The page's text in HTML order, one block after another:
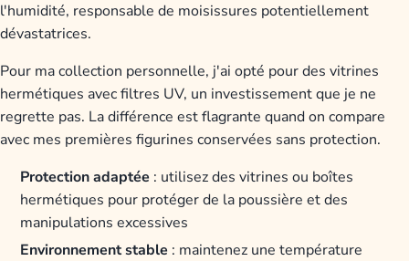
l'humidité, responsable de moisissures potentiellement
dévastatrices.
Pour ma collection personnelle, j'ai opté pour des vitrines
hermétiques avec filtres UV, un investissement que je ne
regrette pas. La différence est flagrante quand on compare
avec mes premières figurines conservées sans protection.
Protection adaptée : utilisez des vitrines ou boîtes
hermétiques pour protéger de la poussière et des
manipulations excessives
Environnement stable : maintenez une température